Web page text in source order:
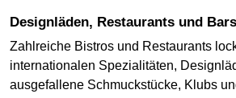
Designläden, Restaurants und Bars
Zahlreiche Bistros und Restaurants
internationalen Spezialitäten,
ausgefallene Schmuckstücke, Klubs